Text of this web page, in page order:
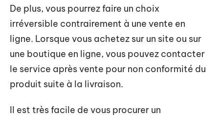
De plus, vous pourrez faire un choix
irréversible contrairement à une vente en
ligne. Lorsque vous achetez sur un site ou sur
une boutique en ligne, vous pouvez contacter
le service après vente pour non conformité du
produit suite à la livraison.
Il est très facile de vous procurer un